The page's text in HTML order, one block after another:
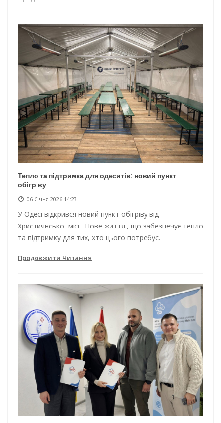
Тепло та підтримка для одеситів: новий пункт
обігріву
06 Січня 2026 14:23
У Одесі відкрився новий пункт обігріву від
Християнської місії 'Нове життя', що забезпечує тепло
та підтримку для тих, хто цього потребує.
Продовжити Читання